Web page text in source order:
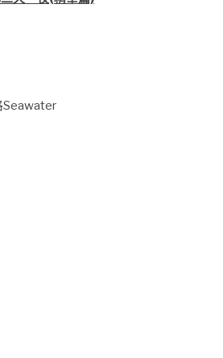
Seawater